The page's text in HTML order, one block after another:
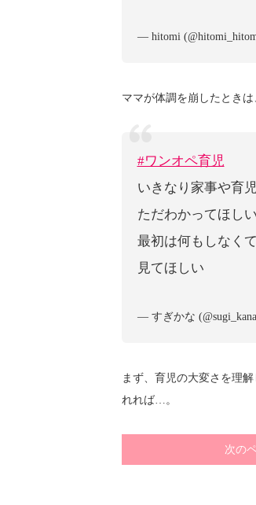
— hitomi
ママが体調を崩したとき
#ワンオペ育児
いきなり家事や育
ただわかってほし
最初は何もしなく
見てほしい
— すぎかな
まず、育児の大変さを理
れれば…。
次の